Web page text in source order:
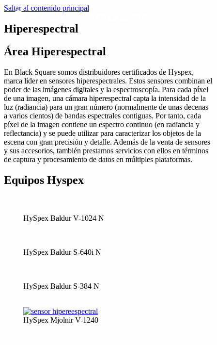
Saltar al contenido principal
Hiperespectral
Área Hiperespectral
En Black Square somos distribuidores certificados de Hyspex,
marca líder en sensores hiperespectrales. Estos sensores combinan el
poder de las imágenes digitales y la espectroscopía. Para cada píxel
de una imagen, una cámara hiperespectral capta la intensidad de la
luz (radiancia) para un gran número (normalmente de unas decenas
a varios cientos) de bandas espectrales contiguas. Por tanto, cada
píxel de la imagen contiene un espectro continuo (en radiancia y
reflectancia) y se puede utilizar para caracterizar los objetos de la
escena con gran precisión y detalle. Además de la venta de sensores
y sus accesorios, también prestamos servicios con ellos en términos
de captura y procesamiento de datos en múltiples plataformas.
Equipos Hyspex
HySpex Baldur V-1024 N
HySpex Baldur S-640i N
HySpex Baldur S-384 N
HySpex Mjolnir V-1240